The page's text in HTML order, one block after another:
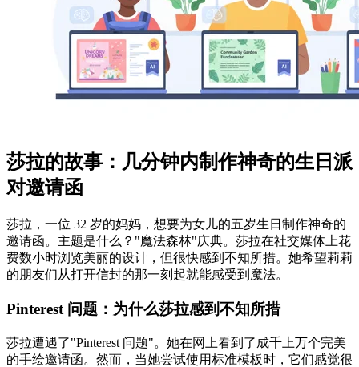
莎拉的故事：几分钟内制作神奇的生日派
对邀请函
莎拉，一位 32 岁的妈妈，想要为女儿的五岁生日制作神奇的
邀请函。主题是什么？"魔法森林"庆典。莎拉在社交媒体上花
费数小时浏览美丽的设计，但很快感到不知所措。她希望莉莉
的朋友们从打开信封的那一刻起就能感受到魔法。
Pinterest 问题：为什么莎拉感到不知所措
莎拉遭遇了"Pinterest 问题"。她在网上看到了成千上万个完美
的手绘邀请函。然而，当她尝试使用标准模板时，它们感觉很